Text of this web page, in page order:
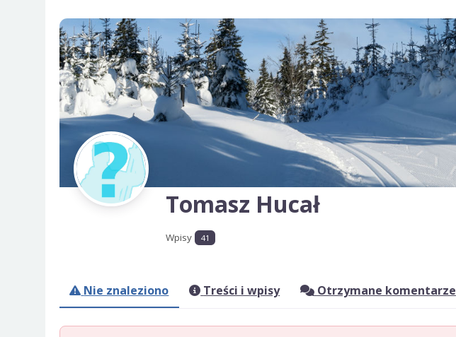
Tomasz Hucał
Wpisy 41
Nie znaleziono Treści i wpisy Otrzymane komentarze